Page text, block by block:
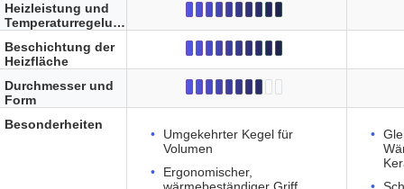
Umgekehrter Kegel für
Volumen
Ergonomischer,
Heizleistung und
Temperaturregelung
Beschichtung der
Heizfläche
Durchmesser und
Form
Besonderheiten